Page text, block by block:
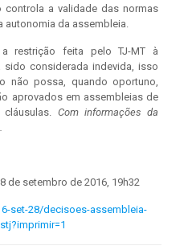
a validade das normas
da assembleia.
restrição feita pelo TJ-MT à
sido considerada indevida, isso
não possa, quando oportuno,
aprovados em assembleias de
Com informações da
de setembro de 2016, 19h32
set-28/decisoes-assembleia-